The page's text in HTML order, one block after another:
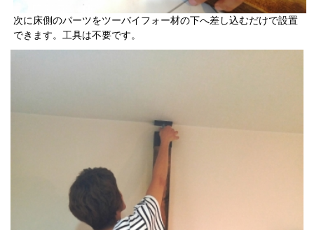
次に床側のパーツをツーバイフォー材の下へ差し込むだけで設置
できます。工具は不要です。